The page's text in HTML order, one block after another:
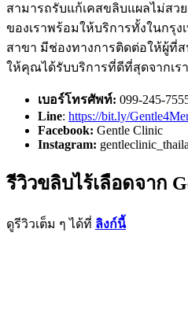
สามารถรับแก้เคสขลิบแผลไม่สว
ของเราพร้อมให้บริการทั้งในกรุง
สาขา มีช่องทางการติดต่อให้ผู้ที่ส
ให้คุณได้รับบริการที่ดีที่สุดจากเรา
เบอร์โทรศัพท์: 099-245-
Line: https://bit.ly/
Facebook: Gentle Clinic
Instagram:
รีวิวขลิบไร้เลือดจาก
ดูรีวิวเต็ม ๆ ได้ที่ ลิงก์นี้